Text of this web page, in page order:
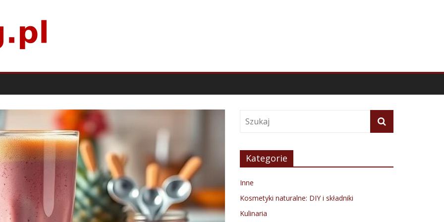
Kategorie
Inne
Kosmetyki naturalne: DIY i składniki
Kulinaria